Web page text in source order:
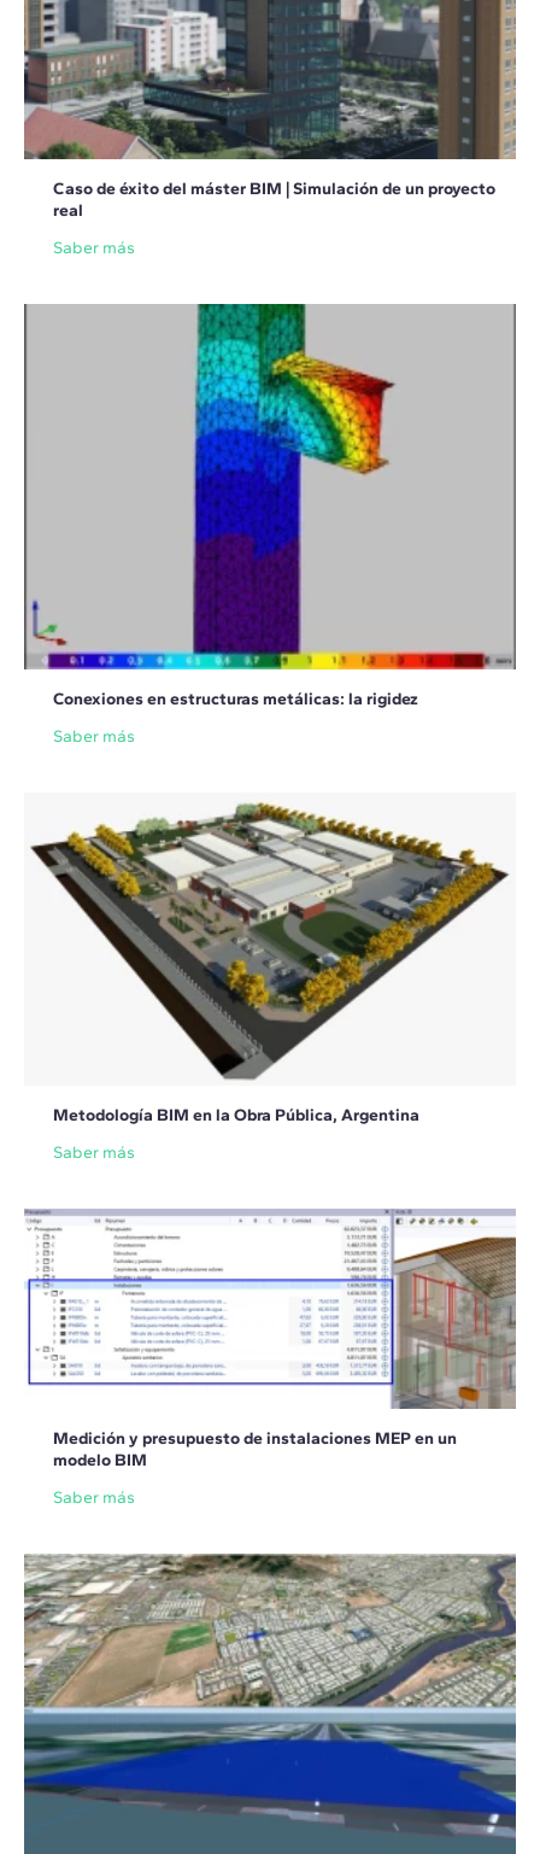
Caso de éxito del máster BIM | Simulación de un proyecto
real
Saber más
Conexiones en estructuras metálicas: la rigidez
Saber más
Metodología BIM en la Obra Pública, Argentina
Saber más
Medición y presupuesto de instalaciones MEP en un
modelo BIM
Saber más